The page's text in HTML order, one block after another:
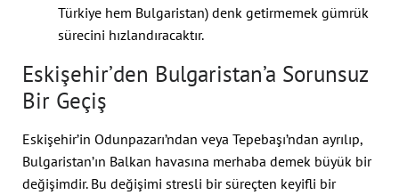
Türkiye hem Bulgaristan) denk getirmemek gümrük
sürecini hızlandıracaktır.
Eskişehir’den Bulgaristan’a Sorunsuz
Bir Geçiş
Eskişehir’in Odunpazarı’ndan veya Tepebaşı’ndan ayrılıp,
Bulgaristan’ın Balkan havasına merhaba demek büyük bir
değişimdir. Bu değişimi stresli bir süreçten keyifli bir